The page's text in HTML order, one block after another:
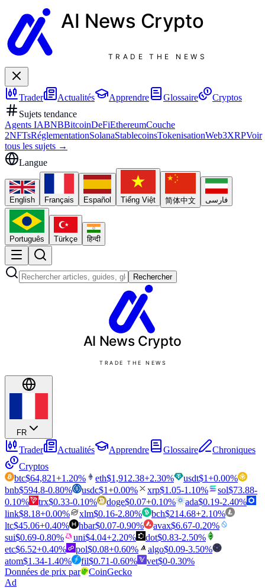
AI News Crypto
TRADE THE NEWS
Trader Actualités Apprendre Glossaire
Cryptos
Sujets tendance
Agents IABNBBitcoinDeFiEthereumCouche
2NFTsRéglementationSolanaStablecoinsTokenisationWeb3XRPVoir
tous les sujets →
Langue
English Français Español Tiếng Việt 简体中文 فارسی
Português Türkçe हिन्दी
Rechercher
AI News Crypto
TRADE THE NEWS
FR
Trader Actualités Apprendre Glossaire
Chroniques
Cryptos
btc$64,821+1.20% eth$1,912.38+2.30% usdt$1+0.00%
bnb$594.8-0.80% usdc$1+0.00% xrp$1.05-1.10% sol$73.88-
0.10% trx$0.33-0.10% doge$0.07+0.10% ada$0.19-2.40%
link$8.18+0.00% xlm$0.16-2.80% bch$214.68+2.10%
ltc$45.06+0.40% hbar$0.07-0.90% avax$6.67-0.20%
sui$0.69-0.80% uni$4.04+2.20% dot$0.83-2.50%
etc$6.52+0.40% pol$0.08+0.60% algo$0.09-3.50%
atom$1.34-1.40% fil$0.71-0.60% vet$0-0.30%
Données de prix par
CoinGecko
Ad